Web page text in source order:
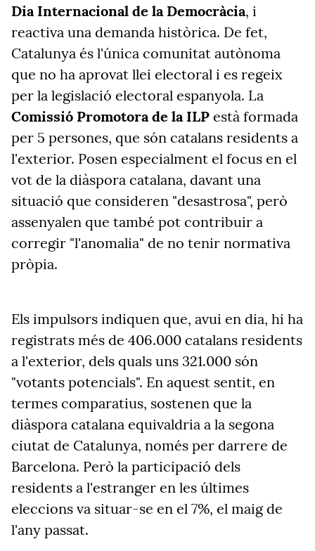
Dia Internacional de la Democràcia, i
reactiva una demanda històrica. De fet,
Catalunya és l'única comunitat autònoma
que no ha aprovat llei electoral i es regeix
per la legislació electoral espanyola. La
Comissió Promotora de la ILP està formada
per 5 persones, que són catalans residents a
l'exterior. Posen especialment el focus en el
vot de la diàspora catalana, davant una
situació que consideren "desastrosa", però
assenyalen que també pot contribuir a
corregir "l'anomalia" de no tenir normativa
pròpia.
Els impulsors indiquen que, avui en dia, hi ha
registrats més de 406.000 catalans residents
a l'exterior, dels quals uns 321.000 són
"votants potencials". En aquest sentit, en
termes comparatius, sostenen que la
diàspora catalana equivaldria a la segona
ciutat de Catalunya, només per darrere de
Barcelona. Però la participació dels
residents a l'estranger en les últimes
eleccions va situar-se en el 7%, el maig de
l'any passat.